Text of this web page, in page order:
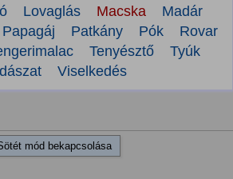
Lovaglás Macska
Madár
Papagáj Patkány Pók
Rovar
Tenyésztő
Tyúk
Viselkedés
mód bekapcsolása